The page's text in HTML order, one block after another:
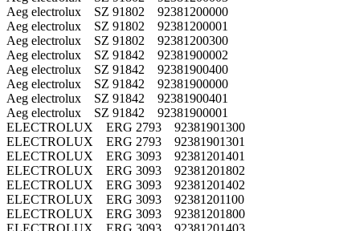
Aeg electrolux SZ 91802 92381200000
Aeg electrolux SZ 91802 92381200001
Aeg electrolux SZ 91802 92381200300
Aeg electrolux SZ 91842 92381900002
Aeg electrolux SZ 91842 92381900400
Aeg electrolux SZ 91842 92381900000
Aeg electrolux SZ 91842 92381900401
Aeg electrolux SZ 91842 92381900001
ELECTROLUX ERG 2793 92381901300
ELECTROLUX ERG 2793 92381901301
ELECTROLUX ERG 3093 92381201401
ELECTROLUX ERG 3093 92381201802
ELECTROLUX ERG 3093 92381201402
ELECTROLUX ERG 3093 92381201100
ELECTROLUX ERG 3093 92381201800
ELECTROLUX ERG 3093 92381201403